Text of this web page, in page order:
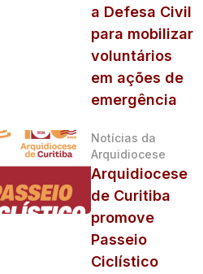
a Defesa Civil
para mobilizar
voluntários
em ações de
emergência
Notícias da
Arquidiocese
Arquidiocese
de Curitiba
promove
Passeio
Ciclístico